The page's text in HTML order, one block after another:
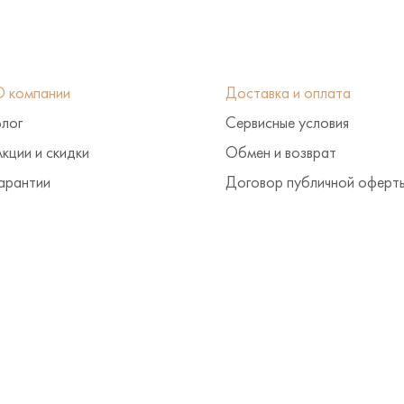
компании
и скидки
Доставка и оплата
Сервисные условия
Обмен и возврат
Договор публичной